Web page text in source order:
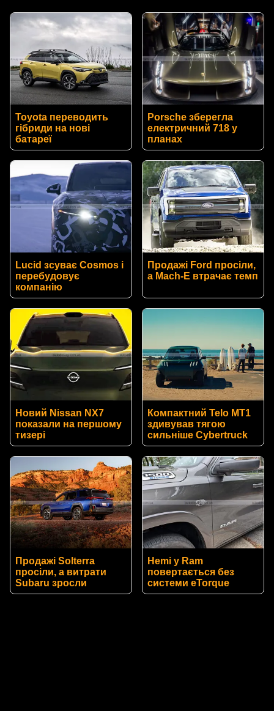
Toyota переводить
гібриди на нові
батареї
Porsche зберегла
електричний 718 у
планах
Lucid зсуває Cosmos і
перебудовує
компанію
Продажі Ford просіли,
а Mach-E втрачає темп
Новий Nissan NX7
показали на першому
тизері
Компактний Telo MT1
здивував тягою
сильніше Cybertruck
Продажі Solterra
просіли, а витрати
Subaru зросли
Hemi у Ram
повертається без
системи eTorque